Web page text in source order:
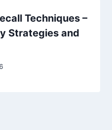
Techniques –
Strategies and